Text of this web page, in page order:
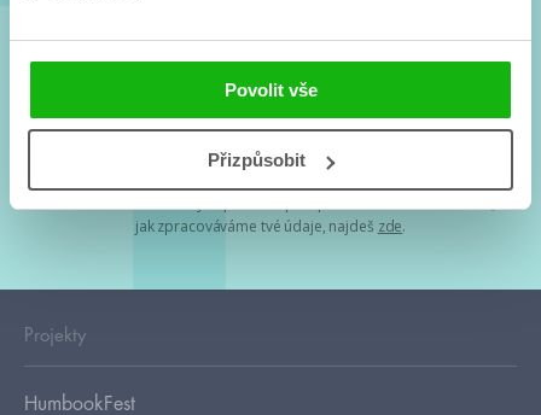
Povolit vše
Přizpůsobit
Souhlasím spodmínkami zpracování osobních údajů
Tvá e-mailová adresa je u nás v bezpečí. Přečti si
jak zpracováváme tvé údaje, najdeš zde.
Projekty
HumbookFest